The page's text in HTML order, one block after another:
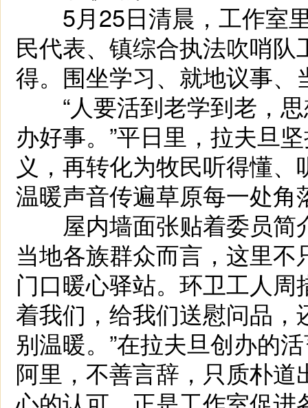
5月25日清晨，工作室里
民代表、镇综合执法吹哨
得。围坐学习、就地议事
“人要活到老学到老，思
办好事。”平日里，拉夫旦
义，再转化为牧民听得懂
温暖声音传遍草原每一处角
屋内墙面张贴着委员简
当地各族群众而言，这里
门口暖心驿站。环卫工人
着我们，给我们送慰问品
别温暖。”在拉夫旦创办的
阿里，不善言辞，只质朴道